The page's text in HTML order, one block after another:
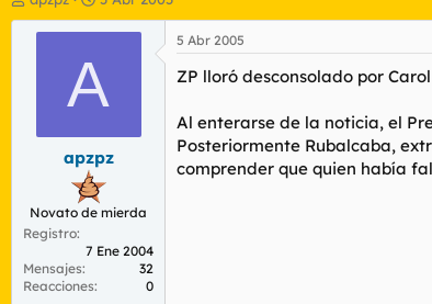
n
o
l
t
m
a
e
c
d
i
n
c
i
A
apzpz
Novato de mierda
Registro
7 Ene 2004
Mensajes
32
Reacciones
0
5 Abr 2005
ZP lloró desconsolado por
Al enterarse de la noticia, el
Posteriormente Rubalcaba,
comprender que quien había